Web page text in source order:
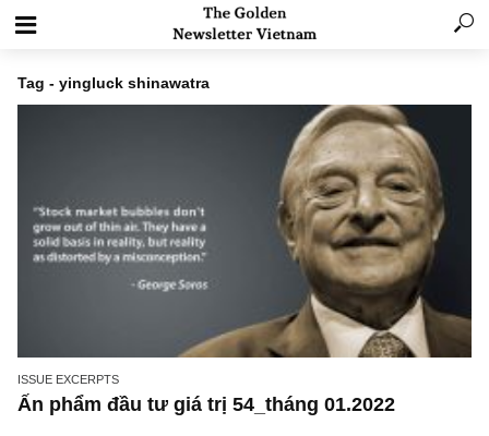
Tag - yingluck shinawatra